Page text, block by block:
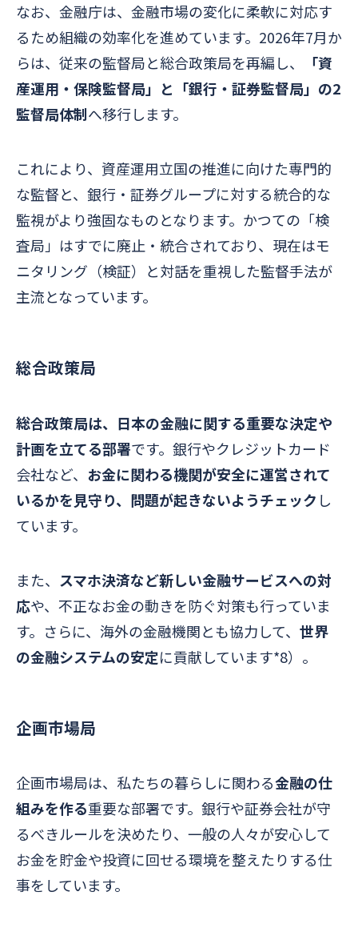
なお、金融庁は、金融市場の変化に柔軟に対応す
るため組織の効率化を進めています。2026年7月か
らは、従来の監督局と総合政策局を再編し、
「資
産運用・保険監督局」と「銀行・証券監督局」の2
監督局体制へ移行します。
これにより、資産運用立国の推進に向けた専門的
な監督と、銀行・証券グループに対する統合的な
監視がより強固なものとなります。かつての「検
査局」はすでに廃止・統合されており、現在はモ
ニタリング（検証）と対話を重視した監督手法が
主流となっています。
総合政策局
総合政策局は、日本の金融に関する重要な決定や
計画を立てる部署です。銀行やクレジットカード
会社など、 お金に関わる機関が安全に運営されて
いるかを見守り、問題が起きないようチェック し
ています。
また、 スマホ決済など新しい金融サービスへの対
応や、不正なお金の動きを防ぐ対策も行っていま
す。さらに、海外の金融機関とも協力して、 世界
の金融システムの安定に貢献しています*8）。
企画市場局
企画市場局は、私たちの暮らしに関わる金融の仕
組みを作る重要な部署です。銀行や証券会社が守
るべきルールを決めたり、一般の人々が安心して
お金を貯金や投資に回せる環境を整えたりする仕
事をしています。